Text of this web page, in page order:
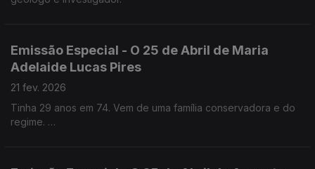
Emissão Especial - O 25 de Abril de Maria
Adelaide Lucas Pires
21 fev. 2026
Tinha 29 anos em 74. Vem de uma família conservadora e do
regime.